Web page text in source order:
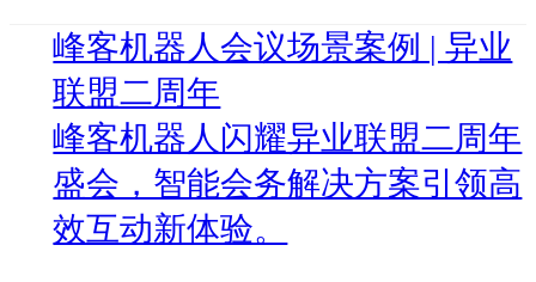
峰客机器人会议场景案例 | 异业
联盟二周年
峰客机器人闪耀异业联盟二周年
盛会，智能会务解决方案引领高
效互动新体验。